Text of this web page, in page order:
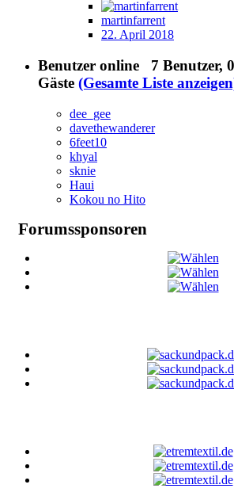
martinfarrent
22. April 2018
Benutzer online 7 Benutzer,
Gäste (Gesamte Liste
dee_gee
davethewanderer
6feet10
khyal
sknie
Haui
Kokou no Hito
Forumssponsoren